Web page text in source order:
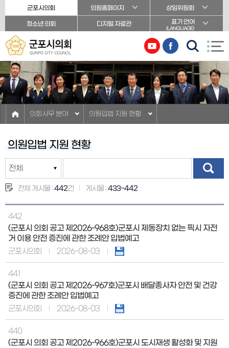
본문바로가기군포시의회 의원홈페이지 상임위원회
청소년 의회 디지털 자료관 표기 언어
(LANGUAGE)
의회사무 분야 의원입법 지원 현황
의원입법 지원 현황
전체 게시물 : 442건 게시물 : 433~442
442
(군포시 의회 공고 제2026-968호)군포시 제동장치 없는 픽시 자전
거 이용 안전 증진에 관한 조례안 입법예고
군포시의회
2026-08-03
441
(군포시 의회 공고 제2026-967호)군포시 배달종사자 안전 및 건강
증진에 관한 조례안 입법예고
군포시의회
2026-08-03
440
(군포시 의회 공고 제2026-966호)군포시 도시재생 활성화 및 지원